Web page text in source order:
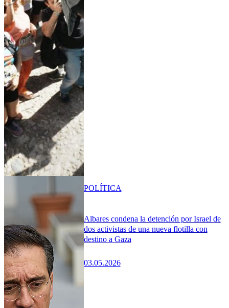
Albares condena la detención por Israel de
dos activistas de una nueva flotilla con
destino a Gaza
03.05.2026
POLÍTICA